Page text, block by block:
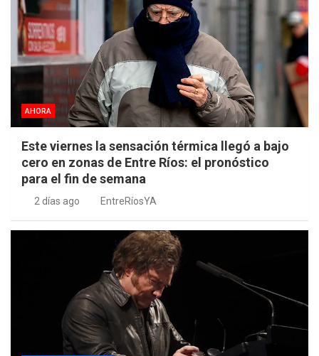
AHORA
Este viernes la sensación térmica llegó a bajo
cero en zonas de Entre Ríos: el pronóstico
para el fin de semana
2 días ago EntreRíosYA